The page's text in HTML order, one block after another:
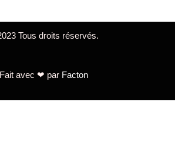
Tous droits réservés.
Fait avec ❤ par Facton